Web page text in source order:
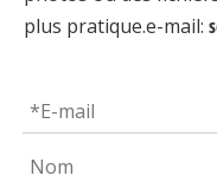
plus pratique.e-mail: